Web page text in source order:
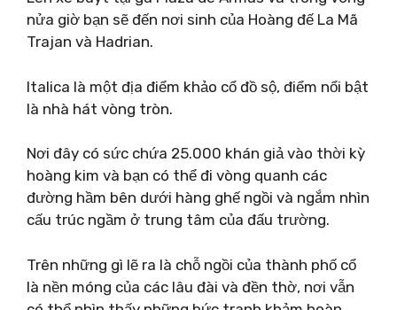
nửa giờ bạn sẽ đến nơi sinh của Hoàng đế La Mã
Trajan và Hadrian.
Italica là một địa điểm khảo cổ đồ sộ, điểm nổi bật
là nhà hát vòng tròn.
Nơi đây có sức chứa 25.000 khán giả vào thời kỳ
hoàng kim và bạn có thể đi vòng quanh các
đường hầm bên dưới hàng ghế ngồi và ngắm nhìn
cấu trúc ngầm ở trung tâm của đấu trường.
Trên những gì lẽ ra là chỗ ngồi của thành phố cổ
là nền móng của các lâu đài và đền thờ, nơi vẫn